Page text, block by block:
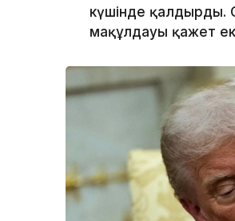
күшінде қалдырды.
мақұлдауы қажет